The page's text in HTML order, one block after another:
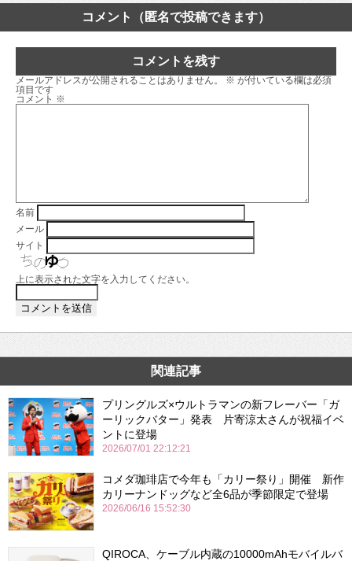
コメント（匿名で投稿できます）
コメントを残す
メールアドレスが公開されることはありません。 ※ が付いている欄は必須
項目です
コメント ※
名前
メール
サイト
上に表示された文字を入力してください。
関連記事
プリングルズ×ウルトラマンの新フレーバー「ガ
ーリックバター」発表 片寄涼太さんが祝福イベ
ントに登場
2026/07/01 22:12:21
コメダ珈琲店で今年も「カリー祭り」開催 新作
カリーナンドッグなど全6品が季節限定で登場
2026/06/16 15:52:30
QIROCA、ケーブル内蔵の10000mAhモバイルバ